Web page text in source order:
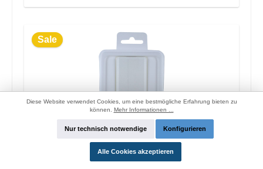
Sale
OPPO OP52JAEH Original Ladegerät 10W
Diese Website verwendet Cookies, um eine bestmögliche Erfahrung bieten zu
können. Mehr Informationen ...
Nur technisch notwendige Konfigurieren
Alle Cookies akzeptieren